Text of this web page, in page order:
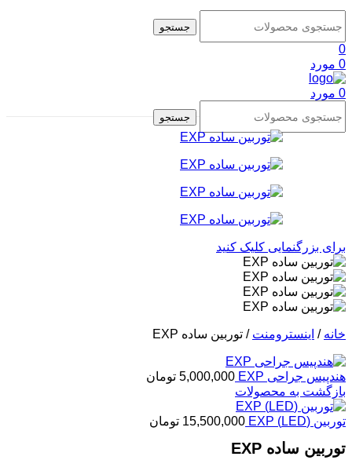
جستجو
0
0 مورد
0 مورد
جستجو
برای بزرگنمایی کلیک کنید
خانه / اینسترومنت / توربین ساده EXP
هندپیس جراحی EXP 5,000,000 تومان
بازگشت به محصولات
توربین (LED) EXP 15,500,000 تومان
توربین ساده EXP